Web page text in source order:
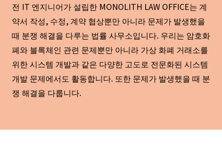
전 IT 엔지니어가 설립한 MONOLITH LAW OFFICE는 계
약서 작성, 수정, 계약 협상뿐만 아니라 문제가 발생했을
때 분쟁 해결을 다루는 법률 사무소입니다. 우리는 암호화
폐와 블록체인 관련 문제뿐만 아니라 가상 화폐 거래소를
위한 시스템 개발과 같은 다양한 고도로 전문화된 시스템
개발 문제에서도 활동합니다. 또한 문제가 발생했을 때 분
쟁 해결을 다룹니다.